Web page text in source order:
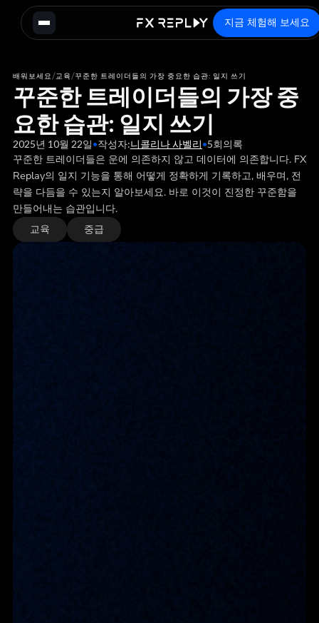
지금 체험해 보세요
배워보세요/교육/꾸준한 트레이더들의 가장 중요한 습관: 일지 쓰기
꾸준한 트레이더들의 가장 중
요한 습관: 일지 쓰기
2025년 10월 22일•작성자:니콜리나 사벨리•5회의록
꾸준한 트레이더들은 운에 의존하지 않고 데이터에 의존합니다. FX
Replay의 일지 기능을 통해 어떻게 정확하게 기록하고, 배우며, 전
략을 다듬을 수 있는지 알아보세요. 바로 이것이 진정한 꾸준함을
만들어내는 습관입니다.
교육 중급